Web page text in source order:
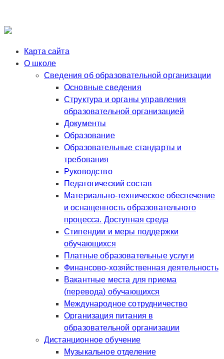
Карта сайта
О школе
Сведения об образовательной организации
Основные сведения
Структура и органы управления
образовательной организацией
Документы
Образование
Образовательные стандарты и
требования
Руководство
Педагогический состав
Материально-техническое обеспечение
и оснащенность образовательного
процесса. Доступная среда
Стипендии и меры поддержки
обучающихся
Платные образовательные услуги
Финансово-хозяйственная деятельность
Вакантные места для приема
(перевода) обучающихся
Международное сотрудничество
Организация питания в
образовательной организации
Дистанционное обучение
Музыкальное отделение